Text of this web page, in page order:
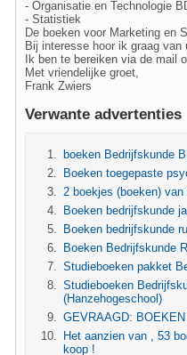
- Organisatie en Technologie
- Statistiek
De boeken voor Marketing en
Bij interesse hoor ik graag van
Ik ben te bereiken via de mail
Met vriendelijke groet,
Frank Zwiers
Verwante advertenties
boeken Bedrijfskunde
Boeken toegepaste
2 boekjes (boeken)
Boeken bedrijfskunde
Boeken bedrijfskunde
Boeken Bedrijfskunde
Studieboeken pakket
Studieboeken
(Hanzehogeschool)
GEVRAAGD:
Het aanzien van , 53
koop !